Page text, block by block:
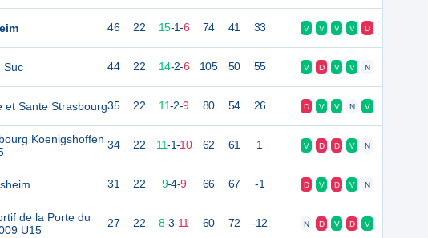
Suc
et Sante Strasbourg
Koenigshoffen
de la Porte du
U15
46 22 15-1-6 74 41 33 V V V V D
44 22 14-2-6 105 50 55 V D V V N
35 22 11-2-9 80 54 26 D V V N V
34 22 11-1-10 62 61 1 V D D V N
31 22 9-4-9 66 67 -1 D V D V N
27 22 8-3-11 60 72 -12 N D V D V